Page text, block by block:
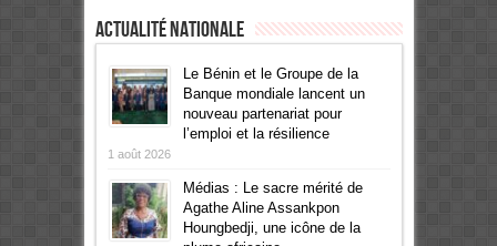
Actualité Nationale
Le Bénin et le Groupe de la
Banque mondiale lancent un
nouveau partenariat pour
l’emploi et la résilience
1 août 2026
Médias : Le sacre mérité de
Agathe Aline Assankpon
Houngbedji, une icône de la